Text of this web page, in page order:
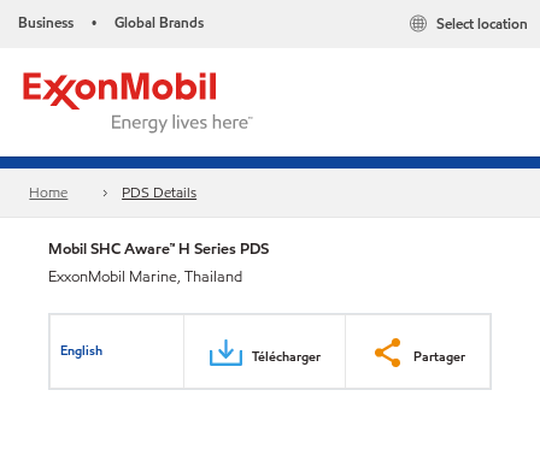
Business • Global Brands Select location
Home PDS Details
Mobil SHC Aware™ H Series PDS
ExxonMobil Marine, Thailand
English Télécharger Partager